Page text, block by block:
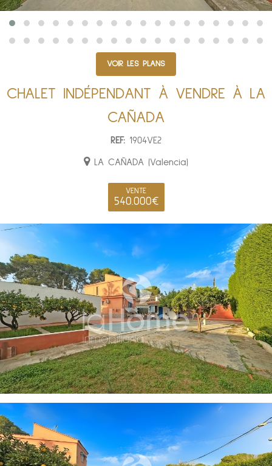
VOIR LES PLANS
CHALET INDÉPENDANT À VENDRE À LA
CAÑADA
REF: 1904VE2
LA CAÑADA (Valencia)
VENTE
540.000€